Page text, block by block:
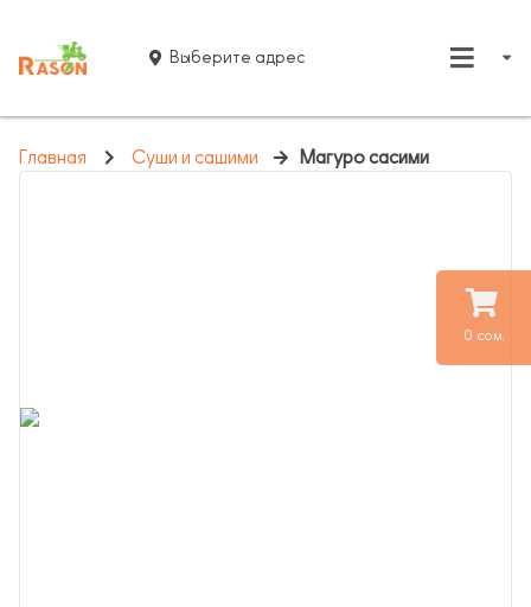
0 сом.
Выберите адрес
Главная Суши и сашими Магуро сасими